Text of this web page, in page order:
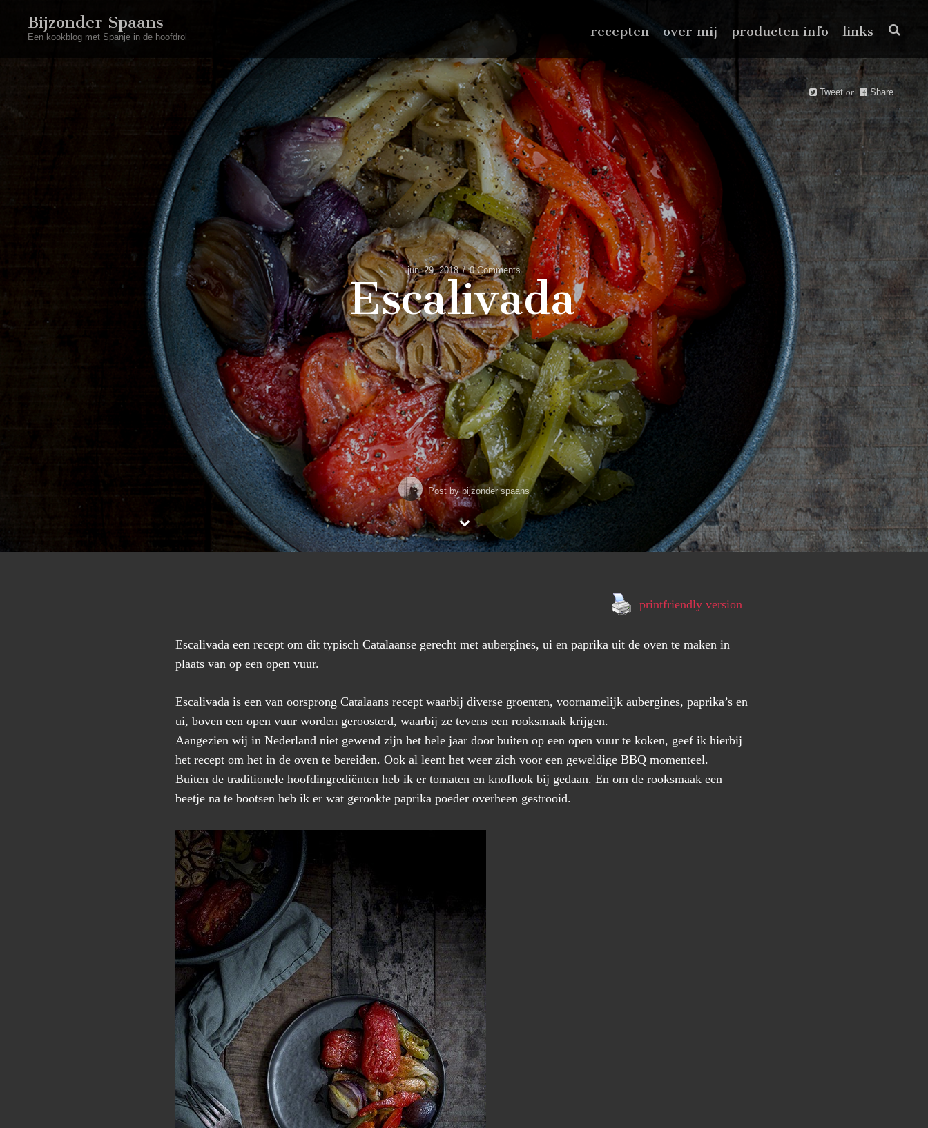
Bijzonder Spaans
Een kookblog met Spanje in de hoofdrol recepten over mij producten info links
juni 29, 2018 0 Comments
Escalivada
Tweet or Share
Post bybijzonder spaans
printfriendly version
Escalivada een recept om dit typisch Catalaanse gerecht met aubergines, ui en paprika uit de oven te maken in
plaats van op een open vuur.
Escalivada is een van oorsprong Catalaans recept waarbij diverse groenten, voornamelijk aubergines, paprika’s en
ui, boven een open vuur worden geroosterd, waarbij ze tevens een rooksmaak krijgen.
Aangezien wij in Nederland niet gewend zijn het hele jaar door buiten op een open vuur te koken, geef ik hierbij
het recept om het in de oven te bereiden. Ook al leent het weer zich voor een geweldige BBQ momenteel.
Buiten de traditionele hoofdingrediënten heb ik er tomaten en knoflook bij gedaan. En om de rooksmaak een
beetje na te bootsen heb ik er wat gerookte paprika poeder overheen gestrooid.